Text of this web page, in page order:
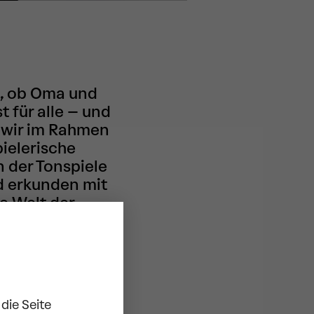
Seite
Oma und
für alle – und
im Rahmen
Tonspiele
erkunden mit
Welt der
Musik